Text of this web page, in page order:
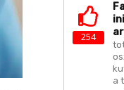
254
a